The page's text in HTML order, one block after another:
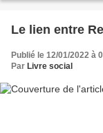
Le lien entre
Publié le 12/01/2022 à
Par Livre social